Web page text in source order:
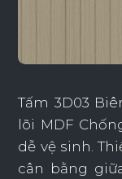
Tấm 3D03
lõi MDF
dễ vệ sinh.
cân bằng